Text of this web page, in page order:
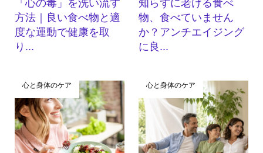
「心の毒」を洗い流す
方法｜良い食べ物と適
度な運動で健康を取
り...
知らずに老ける食べ
物、食べていません
か？アンチエイジング
に良...
心と身体のケア 心と身体のケア